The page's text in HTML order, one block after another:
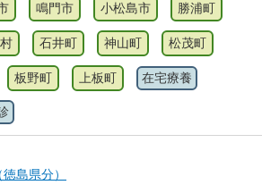
鳴門市 小松島市 勝浦町
石井町 神山町 松茂町
板野町 上板町 在宅療養
島県分）